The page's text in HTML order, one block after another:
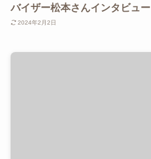
バイザー松本さんインタビュー
2024年2月2日